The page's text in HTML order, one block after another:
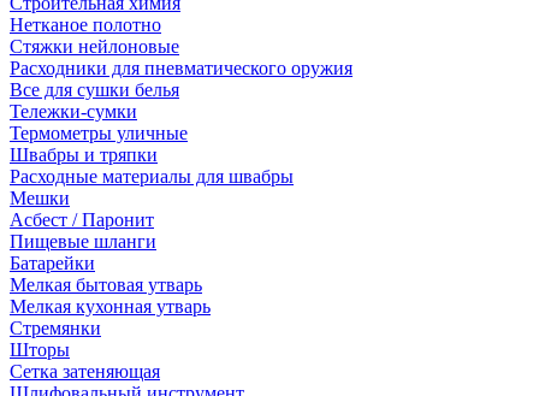
Нетканое полотно
Стяжки нейлоновые
Расходники для пневматического оружия
Все для сушки белья
Тележки-сумки
Термометры уличные
Швабры и тряпки
Расходные материалы для швабры
Мешки
Асбест / Паронит
Пищевые шланги
Батарейки
Мелкая бытовая утварь
Мелкая кухонная утварь
Стремянки
Шторы
Сетка затеняющая